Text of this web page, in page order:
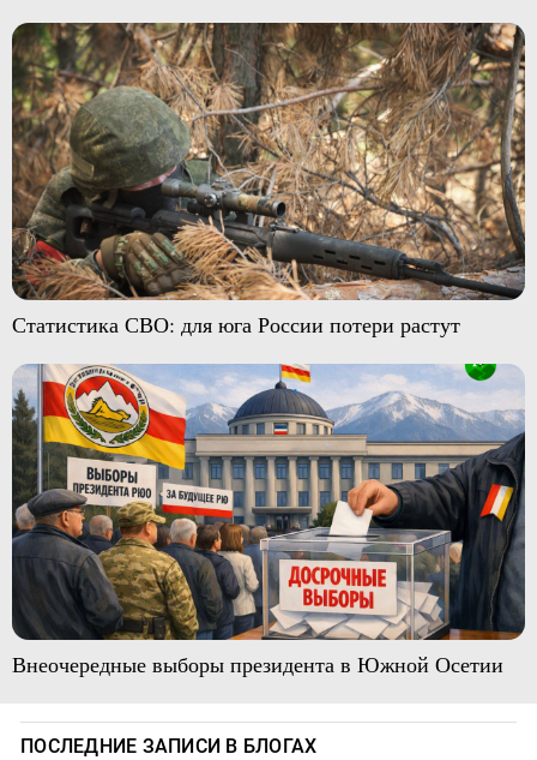
Статистика СВО: для юга России потери растут
Внеочередные выборы президента в Южной Осетии
ПОСЛЕДНИЕ ЗАПИСИ В БЛОГАХ